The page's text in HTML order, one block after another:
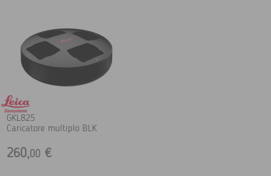
GKL825
Caricatore multiplo BLK
260,00 €